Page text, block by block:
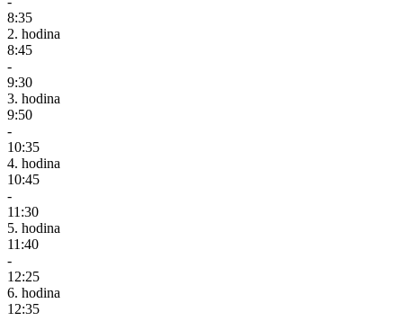
8:35
2. hodina
8:45
-
9:30
3. hodina
9:50
-
10:35
4. hodina
10:45
-
11:30
5. hodina
11:40
-
12:25
6. hodina
12:35